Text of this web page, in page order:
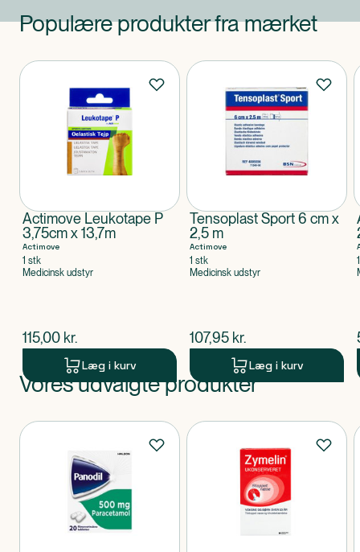
Populære produkter fra mærket
Produkter
Actimove Leukotape P
3,75cm x 13,7m
Actimove
1 stk
Medicinsk udstyr
$nuværende pris
115,00 kr.
Læg i kurv
Tensoplast Sport 6 cm x
2,5 m
Actimove
1 stk
Medicinsk udstyr
$nuværende pris
107,95 kr.
Læg i kurv
Produkt 1 af 0
Vores udvalgte produkter
Produkter